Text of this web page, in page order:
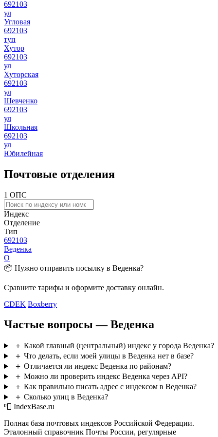
692103
ул
Угловая
692103
туп
Хутор
692103
ул
Хуторская
692103
ул
Шевченко
692103
ул
Школьная
692103
ул
Юбилейная
Почтовые отделения
1 ОПС
Индекс
Отделение
Тип
692103
Веденка
О
📦 Нужно отправить посылку в Веденка?
Сравните тарифы и оформите доставку онлайн.
CDEK Boxberry
Частые вопросы — Веденка
＋ Какой главный (центральный) индекс у города Веденка?
＋ Что делать, если моей улицы в Веденка нет в базе?
＋ Отличается ли индекс Веденка по районам?
＋ Можно ли проверить индекс Веденка через API?
＋ Как правильно писать адрес с индексом в Веденка?
＋ Сколько улиц в Веденка?
📮 IndexBase.ru
Полная база почтовых индексов Российской Федерации.
Эталонный справочник Почты России, регулярные